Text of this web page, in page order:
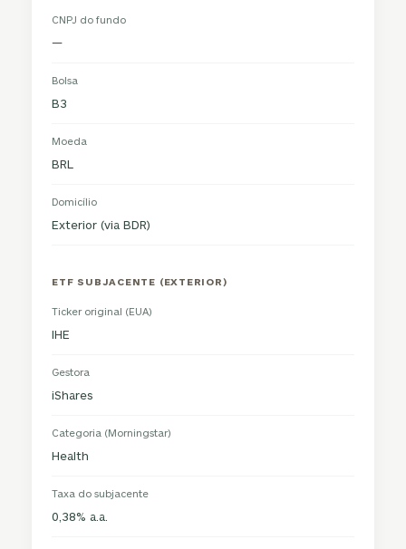
CNPJ do fundo
—
Bolsa
B3
Moeda
BRL
Domicílio
Exterior (via BDR)
ETF SUBJACENTE (EXTERIOR)
Ticker original (EUA)
IHE
Gestora
iShares
Categoria (Morningstar)
Health
Taxa do subjacente
0,38% a.a.